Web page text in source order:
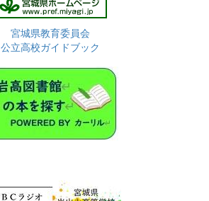
宮城県教育委員会
公立高校ガイドブック